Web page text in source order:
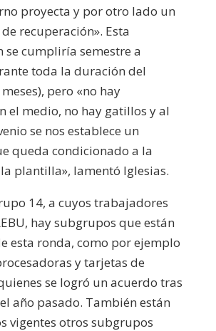
proyecta y por otro lado un
recuperación». Esta
se cumpliría semestre a
toda la duración del
pero «no hay
el medio, no hay gatillos y al
se nos establece un
queda condicionado a la
plantilla», lamentó Iglesias.
14, a cuyos trabajadores
hay subgrupos que están
esta ronda, como por ejemplo
y tarjetas de
se logró un acuerdo tras
año pasado. También están
vigentes otros subgrupos